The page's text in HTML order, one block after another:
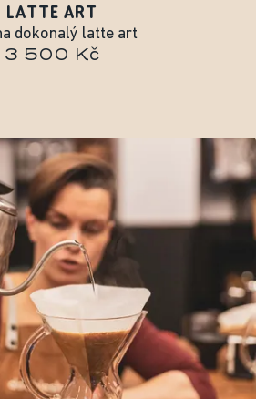
LATTE ART
dokonalý latte art
3 500 Kč